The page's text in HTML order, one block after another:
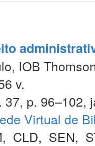
IOB
v.
p. 96–102,
Virtual de
, CLD, SEN,